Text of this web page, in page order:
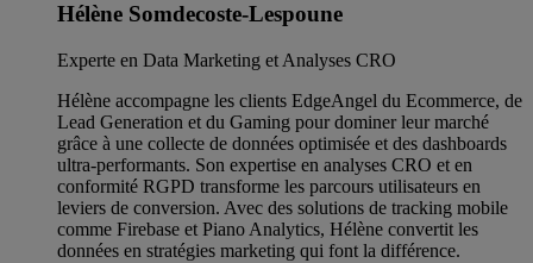
Hélène Somdecoste-Lespoune
Experte en Data Marketing et Analyses CRO
Hélène accompagne les clients EdgeAngel du Ecommerce, de
Lead Generation et du Gaming pour dominer leur marché
grâce à une collecte de données optimisée et des dashboards
ultra-performants. Son expertise en analyses CRO et en
conformité RGPD transforme les parcours utilisateurs en
leviers de conversion. Avec des solutions de tracking mobile
comme Firebase et Piano Analytics, Hélène convertit les
données en stratégies marketing qui font la différence.